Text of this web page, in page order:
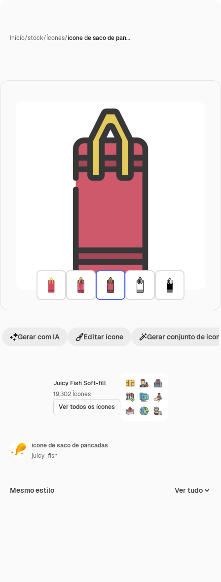
Início/stock/Ícones/ícone de saco de pan…
Juicy Fish Soft-fill
19,302 Ícones
Ver todos os ícones
Gerar com IA Editar ícone Gerar conjunto de
ícone de saco de pancadas
juicy_fish
Mesmo estilo Ver tudo